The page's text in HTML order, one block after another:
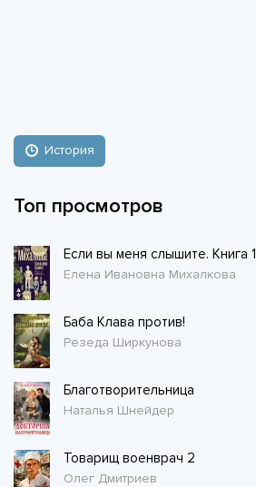
История
Топ просмотров
Если вы меня слышите. Книга 1
Елена Ивановна Михалкова
Баба Клава против!
Резеда Ширкунова
Благотворительница
Наталья Шнейдер
Товарищ военврач 2
Олег Дмитриев